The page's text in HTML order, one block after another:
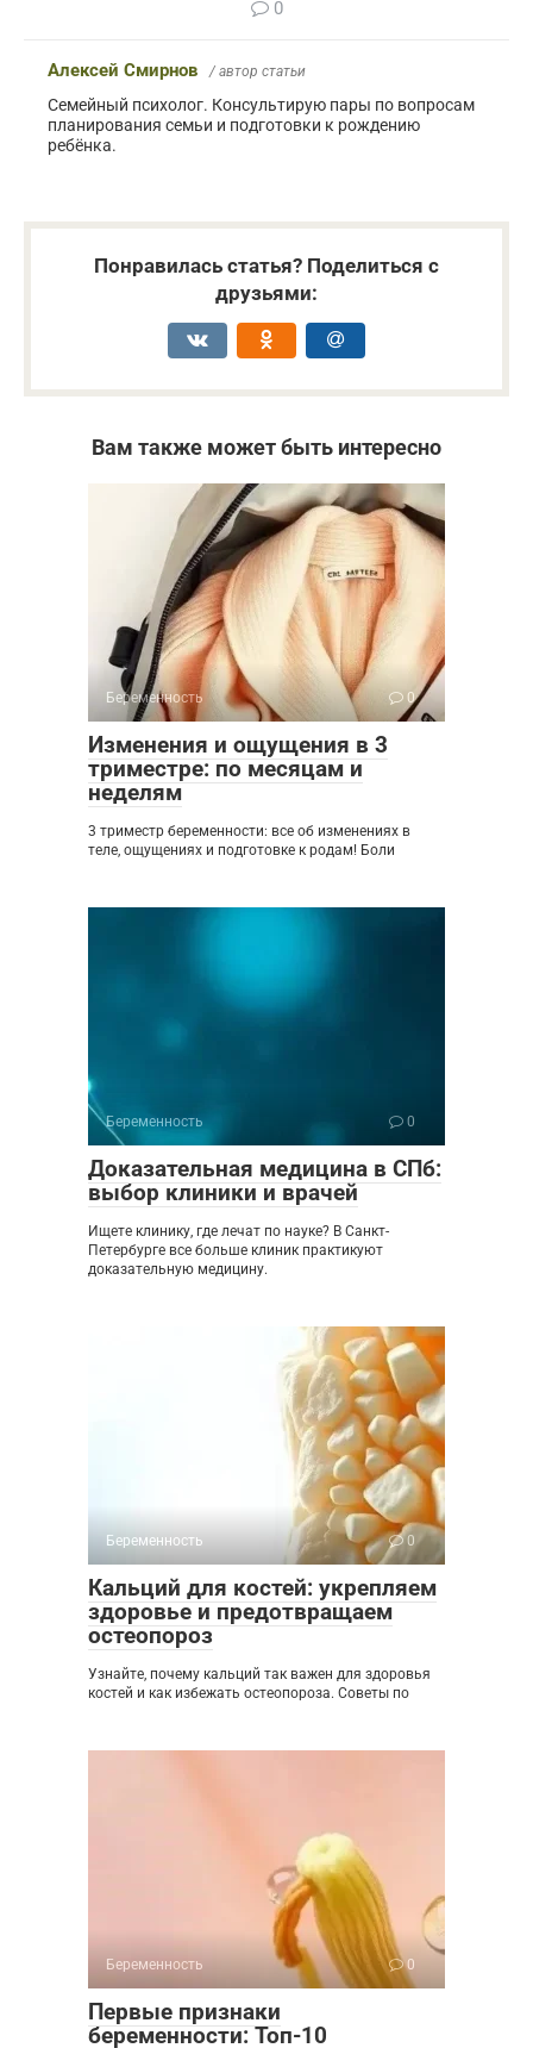
0
Алексей Смирнов / автор статьи
Семейный психолог. Консультирую пары по вопросам
планирования семьи и подготовки к рождению
ребёнка.
Понравилась статья? Поделиться с
друзьями:
Вам также может быть интересно
Беременность 0
Изменения и ощущения в 3
триместре: по месяцам и
неделям
3 триместр беременности: все об изменениях в
теле, ощущениях и подготовке к родам! Боли
Беременность 0
Доказательная медицина в СПб:
выбор клиники и врачей
Ищете клинику, где лечат по науке? В Санкт-
Петербурге все больше клиник практикуют
доказательную медицину.
Беременность 0
Кальций для костей: укрепляем
здоровье и предотвращаем
остеопороз
Узнайте, почему кальций так важен для здоровья
костей и как избежать остеопороза. Советы по
Беременность 0
Первые признаки
беременности: Топ-10